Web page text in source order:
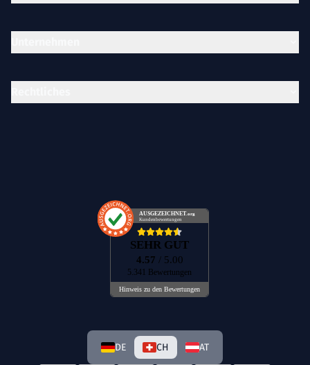
AUSGEZEICHNET .org
Kundenbewertungen
SEHR GUT
4.57 / 5.00
5.341 Bewertungen
Hinweis zu den Bewertungen
DE CH AT